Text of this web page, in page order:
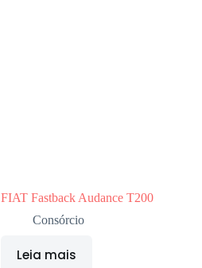
FIAT Fastback Audance T200
Consórcio
Leia mais